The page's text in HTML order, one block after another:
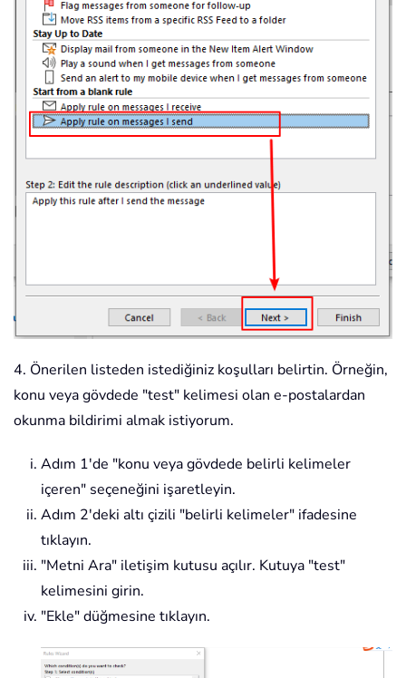
4. Önerilen listeden istediğiniz koşulları belirtin. Örneğin,
konu veya gövdede "test" kelimesi olan e-postalardan
okunma bildirimi almak istiyorum.
Adım 1'de "konu veya gövdede belirli kelimeler
içeren" seçeneğini işaretleyin.
Adım 2'deki altı çizili "belirli kelimeler" ifadesine
tıklayın.
"Metni Ara" iletişim kutusu açılır. Kutuya "test"
kelimesini girin.
"Ekle" düğmesine tıklayın.